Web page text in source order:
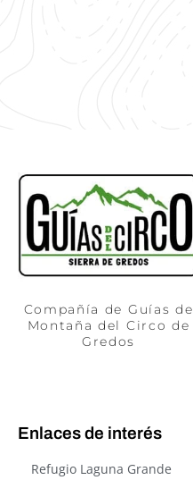
Compañía de Guías de
Montaña del Circo de
Gredos
Enlaces de interés
Refugio Laguna Grande